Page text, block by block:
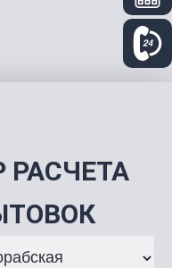
РАСЧЕТА